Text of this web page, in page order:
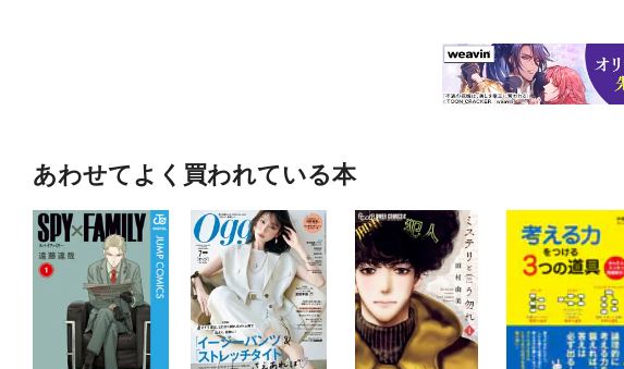
あわせてよく買われている本